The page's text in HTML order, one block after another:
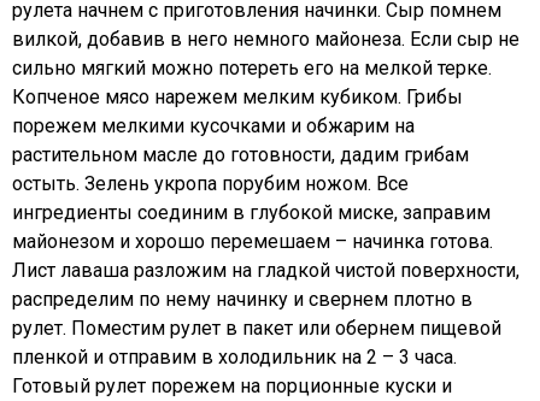
рулета начнем с приготовления начинки. Сыр помнем
вилкой, добавив в него немного майонеза. Если сыр не
сильно мягкий можно потереть его на мелкой терке.
Копченое мясо нарежем мелким кубиком. Грибы
порежем мелкими кусочками и обжарим на
растительном масле до готовности, дадим грибам
остыть. Зелень укропа порубим ножом. Все
ингредиенты соединим в глубокой миске, заправим
майонезом и хорошо перемешаем – начинка готова.
Лист лаваша разложим на гладкой чистой поверхности,
распределим по нему начинку и свернем плотно в
рулет. Поместим рулет в пакет или обернем пищевой
пленкой и отправим в холодильник на 2 – 3 часа.
Готовый рулет порежем на порционные куски и